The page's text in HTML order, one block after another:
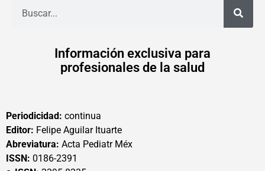
Información exclusiva para
profesionales de la salud
Periodicidad: continua
Editor: Felipe Aguilar Ituarte
Abreviatura: Acta Pediatr Méx
ISSN: 0186-2391